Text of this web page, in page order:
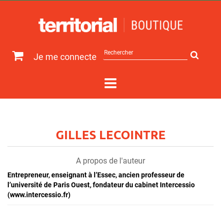
Je me connecte
sur
GILLES LECOINTRE
A propos de l'auteur
Entrepreneur, enseignant à l’Essec, ancien professeur de
l’université de Paris Ouest, fondateur du cabinet Intercessio
(www.intercessio.fr)